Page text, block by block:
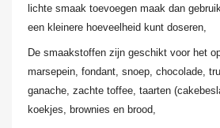
lichte smaak toevoegen maak dan
een kleinere hoeveelheid kunt doseren,
De smaakstoffen zijn geschikt voor het
marsepein, fondant, snoep, chocolade,
ganache, zachte toffee, taarten
koekjes, brownies en brood,